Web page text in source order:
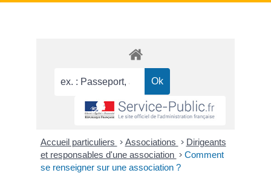
Accueil particuliers > Associations > Dirigeants
et responsables d'une association > Comment
se renseigner sur une association ?